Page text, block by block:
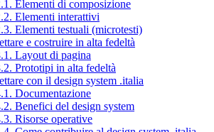
Elementi di composizione
Elementi interattivi
Elementi testuali (microtesti)
e costruire in alta fedeltà
Layout di pagina
Prototipi in alta fedeltà
con il design system .italia
Documentazione
Benefici del design system
Risorse operative